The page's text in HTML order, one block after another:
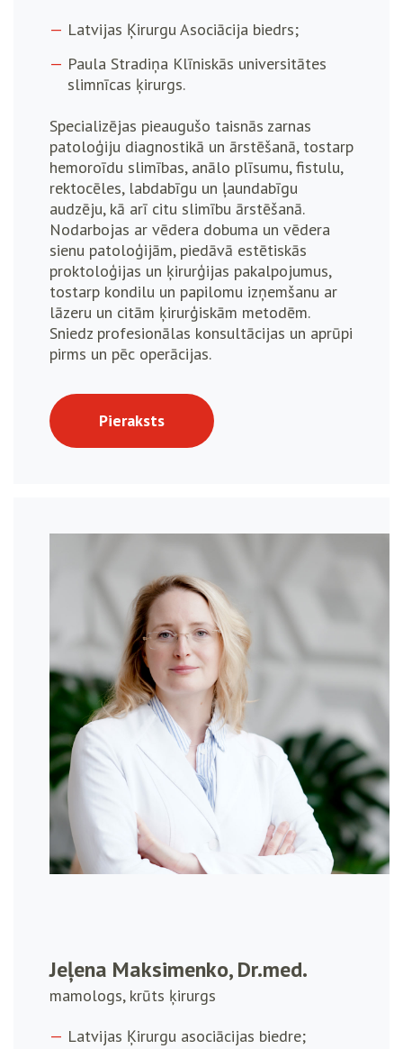
Latvijas Ķirurgu Asociācija biedrs;
Paula Stradiņa Klīniskās universitātes
slimnīcas ķirurgs.
Specializējas pieaugušo taisnās zarnas
patoloģiju diagnostikā un ārstēšanā, tostarp
hemoroīdu slimības, anālo plīsumu, fistulu,
rektocēles, labdabīgu un ļaundabīgu
audzēju, kā arī citu slimību ārstēšanā.
Nodarbojas ar vēdera dobuma un vēdera
sienu patoloģijām, piedāvā estētiskās
proktoloģijas un ķirurģijas pakalpojumus,
tostarp kondilu un papilomu izņemšanu ar
lāzeru un citām ķirurģiskām metodēm.
Sniedz profesionālas konsultācijas un aprūpi
pirms un pēc operācijas.
Pieraksts
Jeļena Maksimenko, Dr.med.
mamologs, krūts ķirurgs
Latvijas Ķirurgu asociācijas biedre;